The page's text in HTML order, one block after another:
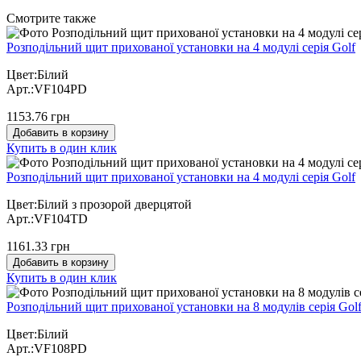
Cмотрите также
Розподільний щит прихованої установки на 4 модулі серія Golf
Цвет:Білий
Арт.:VF104PD
1153.76 грн
Добавить в корзину
Купить в один клик
Розподільний щит прихованої установки на 4 модулі серія Golf
Цвет:Білий з прозорой дверцятой
Арт.:VF104TD
1161.33 грн
Добавить в корзину
Купить в один клик
Розподільний щит прихованої установки на 8 модулів серія Golf
Цвет:Білий
Арт.:VF108PD